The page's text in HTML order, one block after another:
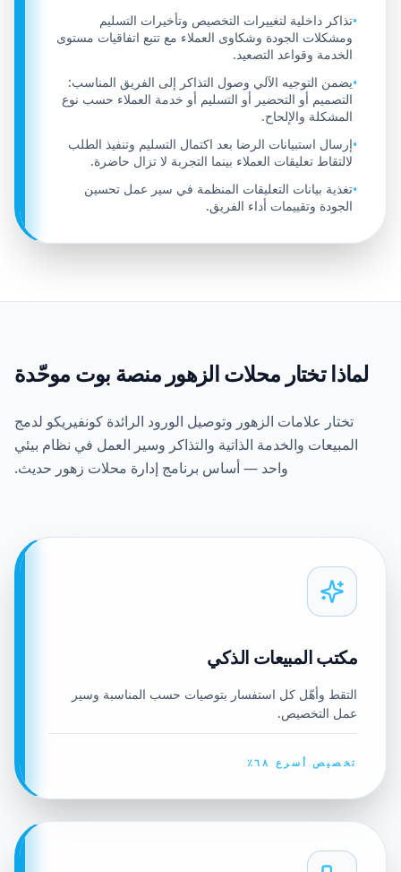
•تذاكر داخلية لتغييرات التخصيص وتأخيرات التسليم
ومشكلات الجودة وشكاوى العملاء مع تتبع اتفاقيات مستوى
الخدمة وقواعد التصعيد.
•يضمن التوجيه الآلي وصول التذاكر إلى الفريق المناسب:
التصميم أو التحضير أو التسليم أو خدمة العملاء حسب نوع
المشكلة والإلحاح.
•إرسال استبيانات الرضا بعد اكتمال التسليم وتنفيذ الطلب
لالتقاط تعليقات العملاء بينما التجربة لا تزال حاضرة.
•تغذية بيانات التعليقات المنظمة في سير عمل تحسين
الجودة وتقييمات أداء الفريق.
لماذا تختار محلات الزهور منصة بوت موحّدة
تختار علامات الزهور وتوصيل الورود الرائدة كونفيريكو لدمج
المبيعات والخدمة الذاتية والتذاكر وسير العمل في نظام بيئي
واحد — أساس برنامج إدارة محلات زهور حديث.
مكتب المبيعات الذكي
التقط وأهّل كل استفسار بتوصيات حسب المناسبة وسير
عمل التخصيص.
تخصيص أسرع ٦٨٪